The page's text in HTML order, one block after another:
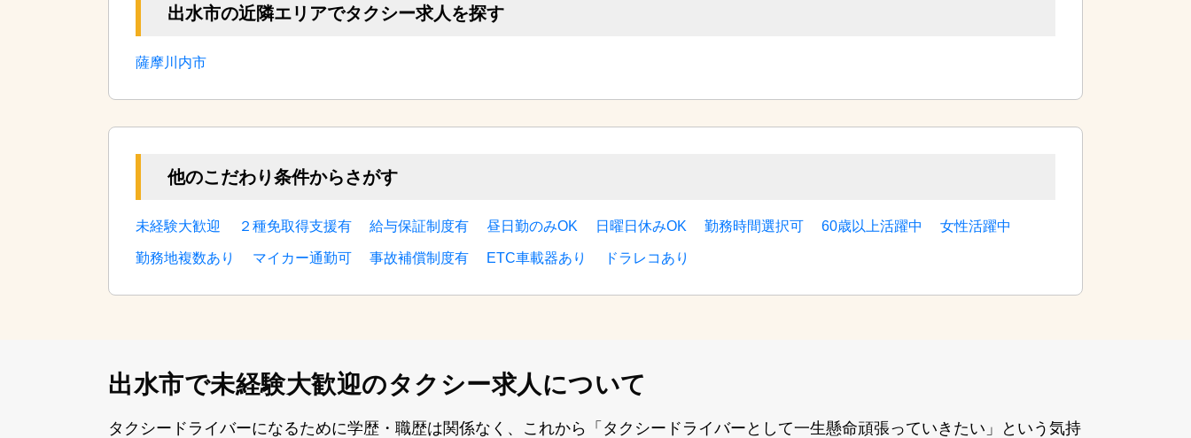
出水市の近隣エリアでタクシー求人を探す
薩摩川内市
他のこだわり条件からさがす
未経験大歓迎 ２種免取得支援有 給与保証制度有 昼日勤のみOK 日曜日休みOK 勤務時間選択可 60歳以上活躍中 女性活躍中
勤務地複数あり マイカー通勤可 事故補償制度有 ETC車載器あり ドラレコあり
出水市で未経験大歓迎のタクシー求人について
タクシードライバーになるために学歴・職歴は関係なく、これから「タクシードライバーとして⼀⽣懸命頑張っていきたい」という気持